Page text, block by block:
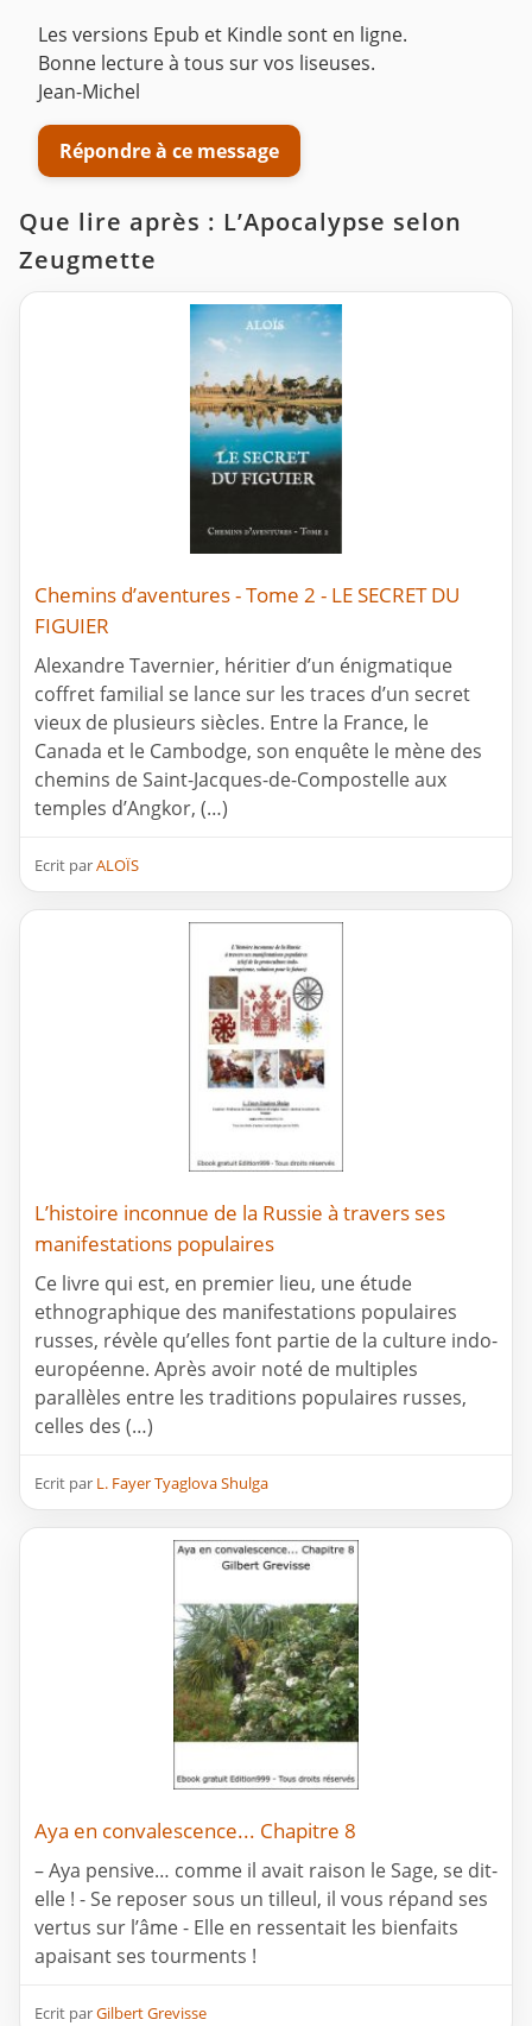
Les versions Epub et Kindle sont en ligne.
Bonne lecture à tous sur vos liseuses.
Jean-Michel
Répondre à ce message
Que lire après : L’Apocalypse selon
Zeugmette
Chemins d’aventures - Tome 2 - LE SECRET DU
FIGUIER
Alexandre Tavernier, héritier d’un énigmatique
coffret familial se lance sur les traces d’un secret
vieux de plusieurs siècles. Entre la France, le
Canada et le Cambodge, son enquête le mène des
chemins de Saint-Jacques-de-Compostelle aux
temples d’Angkor, (…)
Ecrit parALOÏS
L’histoire inconnue de la Russie à travers ses
manifestations populaires
Ce livre qui est, en premier lieu, une étude
ethnographique des manifestations populaires
russes, révèle qu’elles font partie de la culture indo-
européenne. Après avoir noté de multiples
parallèles entre les traditions populaires russes,
celles des (…)
Ecrit par L. Fayer Tyaglova Shulga
Aya en convalescence... Chapitre 8
– Aya pensive… comme il avait raison le Sage, se dit-
elle ! - Se reposer sous un tilleul, il vous répand ses
vertus sur l’âme - Elle en ressentait les bienfaits
apaisant ses tourments !
Ecrit parGilbert Grevisse